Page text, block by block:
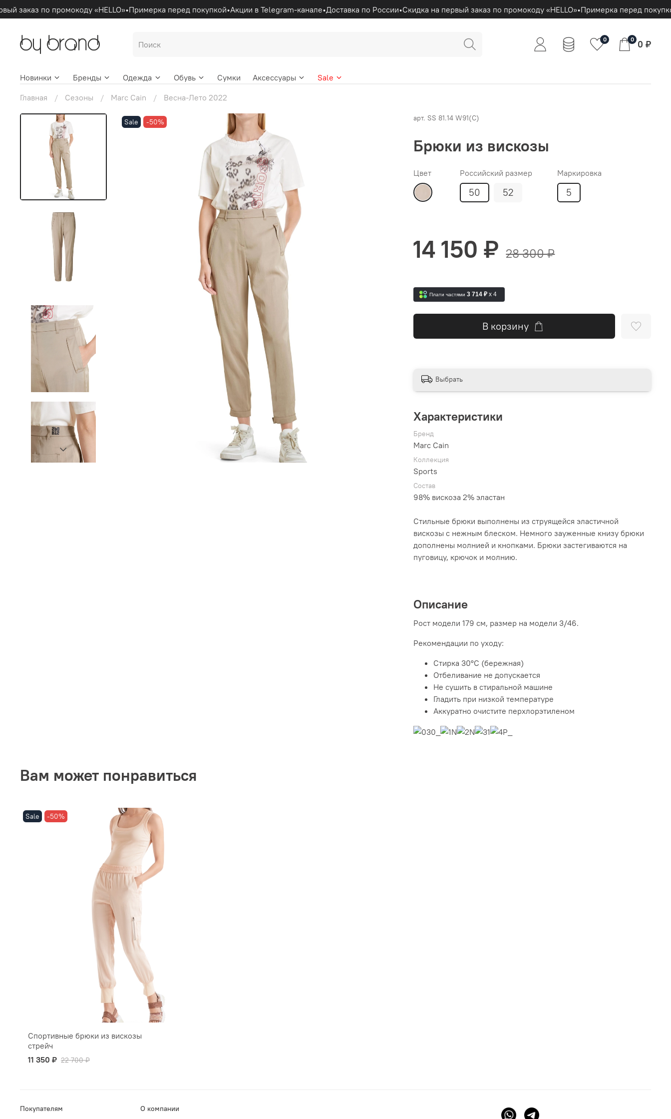
заказ по промокоду «HELLO»•Примерка перед покупкой•Акции в Telegram-канале•Доставка по России•Скидка на первый заказ по промокоду «HELLO»•Примерка перед
0 0 0 ₽
Новинки Бренды Одежда Обувь Сумки Аксессуары
Sale
Главная
Сезоны Marc Cain Весна-Лето 2022
Sale -50% арт. SS 81.14 W91(С)
Брюки из вискозы
Цвет Российский размер
50 52
Маркировка
5
14 150 ₽ 28 300 ₽
Плати частями 3 714 ₽ x 4
В корзину
Выбрать
Характеристики
Бренд
Marc Cain
Коллекция
Sports
Состав
98% вискоза 2% эластан
Стильные брюки выполнены из струящейся эластичной
вискозы с нежным блеском. Немного зауженные книзу брюки
дополнены молнией и кнопками. Брюки застегиваются на
пуговицу, крючок и молнию.
Описание
Рост модели 179 см, размер на модели 3/46.
Рекомендации по уходу:
Стирка 30°C (бережная)
Отбеливание не допускается
Не сушить в стиральной машине
Гладить при низкой температуре
Аккуратно очистите перхлорэтиленом
Вам может понравиться
Sale -50%
Спортивные брюки из вискозы
стрейч
11 350 ₽ 22 700 ₽
Покупателям О компании